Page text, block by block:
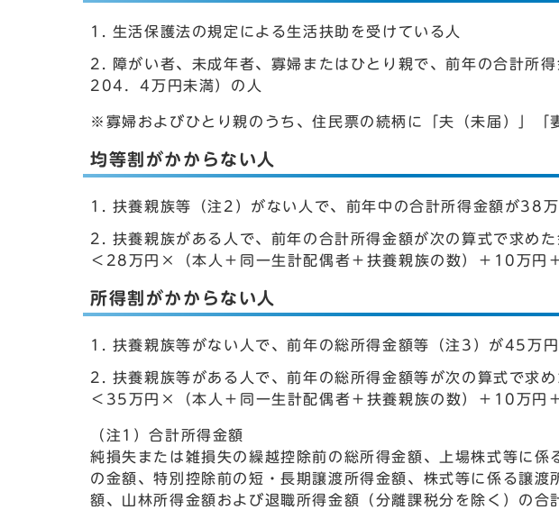
生活保護法の規定による生活扶助を受けている人
障がい者、未成年者、寡婦またはひとり親で、前年の合計所
204．4万円未満）の人
※寡婦およびひとり親のうち、住民票の続柄に「夫（未届）」「
均等割がかからない人
扶養親族等（注2）がない人で、前年中の合計所得金額が38
扶養親族がある人で、前年の合計所得金額が次の算式で求めた
＜28万円×（本人＋同一生計配偶者＋扶養親族の数）＋10万円
所得割がかからない人
扶養親族等がない人で、前年の総所得金額等（注3）が45万
扶養親族等がある人で、前年の総所得金額等が次の算式で求め
＜35万円×（本人＋同一生計配偶者＋扶養親族の数）＋10万円
（注1）合計所得金額
純損失または雑損失の繰越控除前の総所得金額、上場株式等に
の金額、特別控除前の短・長期譲渡所得金額、株式等に係る譲
額、山林所得金額および退職所得金額（分離課税分を除く）の合